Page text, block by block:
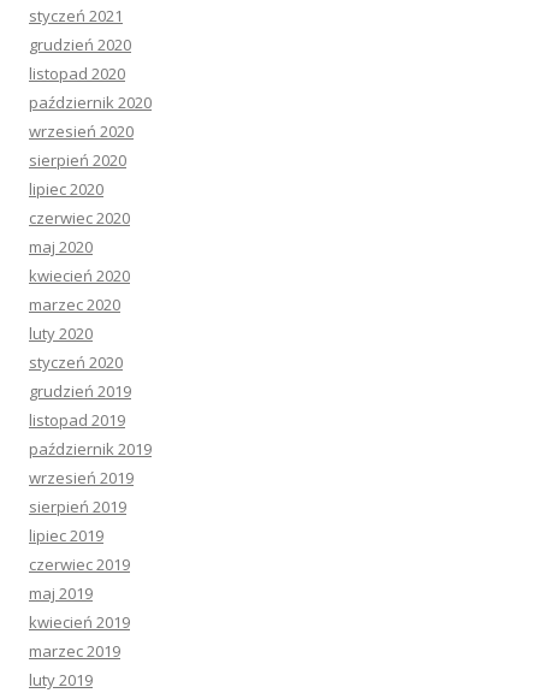
styczeń 2021
grudzień 2020
listopad 2020
październik 2020
wrzesień 2020
sierpień 2020
lipiec 2020
czerwiec 2020
maj 2020
kwiecień 2020
marzec 2020
luty 2020
styczeń 2020
grudzień 2019
listopad 2019
październik 2019
wrzesień 2019
sierpień 2019
lipiec 2019
czerwiec 2019
maj 2019
kwiecień 2019
marzec 2019
luty 2019